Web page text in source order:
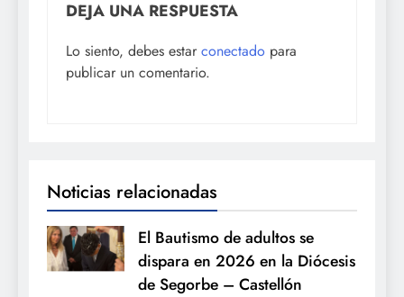
DEJA UNA RESPUESTA
Lo siento, debes estar conectado para
publicar un comentario.
Noticias relacionadas
El Bautismo de adultos se
dispara en 2026 en la Diócesis
de Segorbe – Castellón